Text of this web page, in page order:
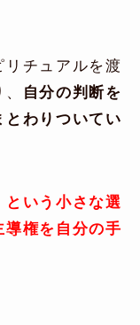
チュアルを渡
自分の判断を
とわりついてい
という小さな選
導権を自分の手